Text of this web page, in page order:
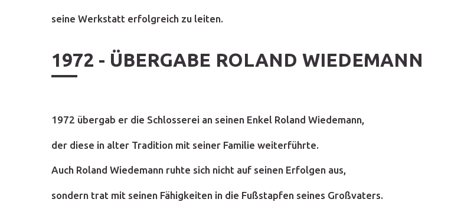
seine Werkstatt erfolgreich zu leiten.
1972 - ÜBERGABE ROLAND WIEDEMANN
1972 übergab er die Schlosserei an seinen Enkel Roland Wiedemann,
der diese in alter Tradition mit seiner Familie weiterführte.
Auch Roland Wiedemann ruhte sich nicht auf seinen Erfolgen aus,
sondern trat mit seinen Fähigkeiten in die Fußstapfen seines Großvaters.